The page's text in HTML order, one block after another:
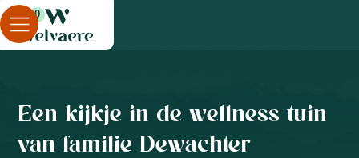
0
Blog
Een kijkje in de wellness tuin van familie Dewachter
Een kijkje in de wellness tuin
van familie Dewachter